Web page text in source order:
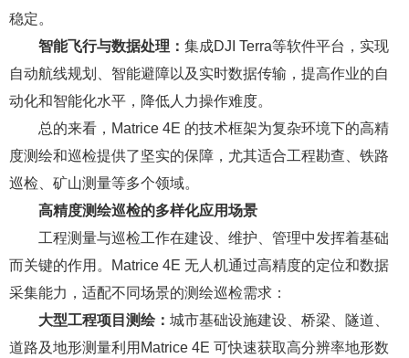
稳定。
智能飞行与数据处理： 集成DJI Terra等软件平台，实现
自动航线规划、智能避障以及实时数据传输，提高作业的自
动化和智能化水平，降低人力操作难度。
总的来看，Matrice 4E 的技术框架为复杂环境下的高精
度测绘和巡检提供了坚实的保障，尤其适合工程勘查、铁路
巡检、矿山测量等多个领域。
高精度测绘巡检的多样化应用场景
工程测量与巡检工作在建设、维护、管理中发挥着基础
而关键的作用。Matrice 4E 无人机通过高精度的定位和数据
采集能力，适配不同场景的测绘巡检需求：
大型工程项目测绘： 城市基础设施建设、桥梁、隧道、
道路及地形测量利用Matrice 4E 可快速获取高分辨率地形数